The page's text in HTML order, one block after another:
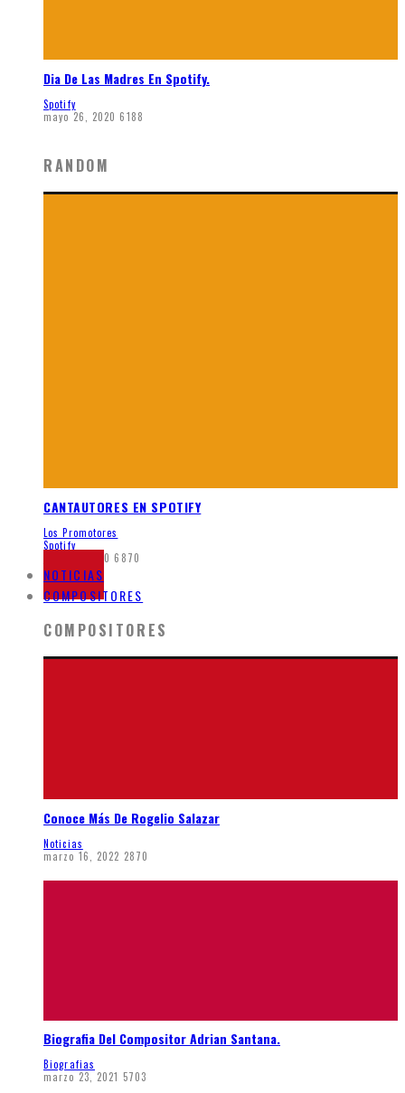
Dia De Las Madres En Spotify.
Spotify
mayo 26, 2020 6188
RANDOM
CANTAUTORES EN SPOTIFY
Los Promotores
Spotify
junio 7, 2020 6870
NOTICIAS
COMPOSITORES
COMPOSITORES
Conoce Más De Rogelio Salazar
Noticias
marzo 16, 2022 2870
Biografia Del Compositor Adrian Santana.
Biografias
marzo 23, 2021 5703